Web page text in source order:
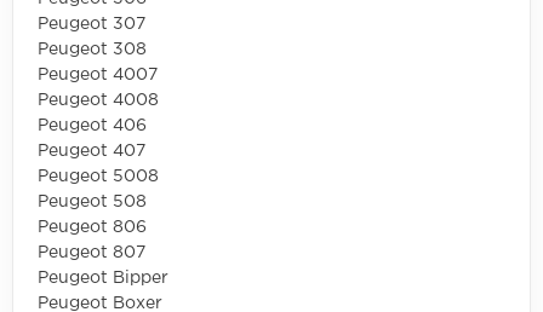
Peugeot 307
Peugeot 308
Peugeot 4007
Peugeot 4008
Peugeot 406
Peugeot 407
Peugeot 5008
Peugeot 508
Peugeot 806
Peugeot 807
Peugeot Bipper
Peugeot Boxer